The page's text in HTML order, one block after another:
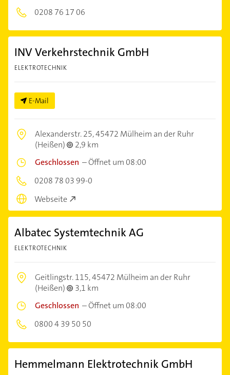
0208 76 17 06
INV Verkehrstechnik GmbH
ELEKTROTECHNIK
E-Mail
Alexanderstr. 25,45472 Mülheim an der Ruhr
(Heißen)
2,9 km
Geschlossen –Öffnet um 08:00
0208 78 03 99-0
Webseite
Albatec Systemtechnik AG
ELEKTROTECHNIK
Geitlingstr. 115,45472 Mülheim an der Ruhr
(Heißen)
3,1 km
Geschlossen –Öffnet um 08:00
0800 4 39 50 50
Hemmelmann Elektrotechnik GmbH